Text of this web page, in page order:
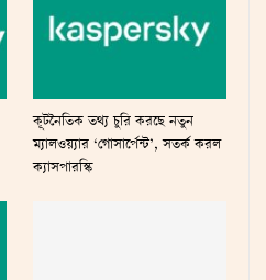
কূটনৈতিক তথ্য চুরি করছে নতুন
ম্যালওয়্যার ‘গোসার্পেন্ট’, সতর্ক করল
ক্যাসপারস্কি